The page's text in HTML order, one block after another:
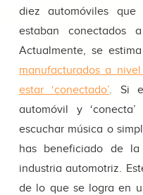
diez automóviles
estaban conectados
Actualmente, se
manufacturados a
estar ‘conectado’. Si
automóvil y
escuchar música o
has beneficiado de
industria automotriz.
de lo que se logra en